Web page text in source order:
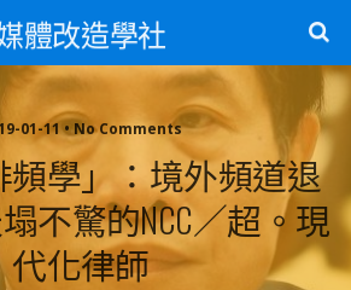
體改造學社
2019-01-11 • No Comments
學」：境外頻道退
不驚的NCC／超。現
代化律師